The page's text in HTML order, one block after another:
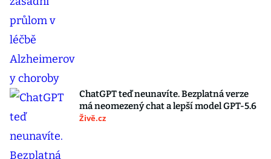
ChatGPT teď neunavíte. Bezplatná verze
má neomezený chat a lepší model GPT-5.6
Živě.cz